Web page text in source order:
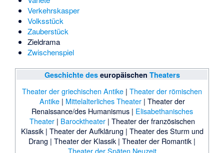
Verkehrskasper
Volksstück
Zauberstück
Zieldrama
Zwischenspiel
Geschichte deseuropäischen Theaters
Theater der griechischen Antike | Theater der römischen
Antike| Mittelalterliches Theater| Theater der
Renaissance/des Humanismus| Elisabethanisches
Theater| Barocktheater| Theater der französischen
Klassik| Theater der Aufklärung | Theater des Sturm und
Drang | Theater der Klassik | Theater der Romantik |
Theater der Späten Neuzeit